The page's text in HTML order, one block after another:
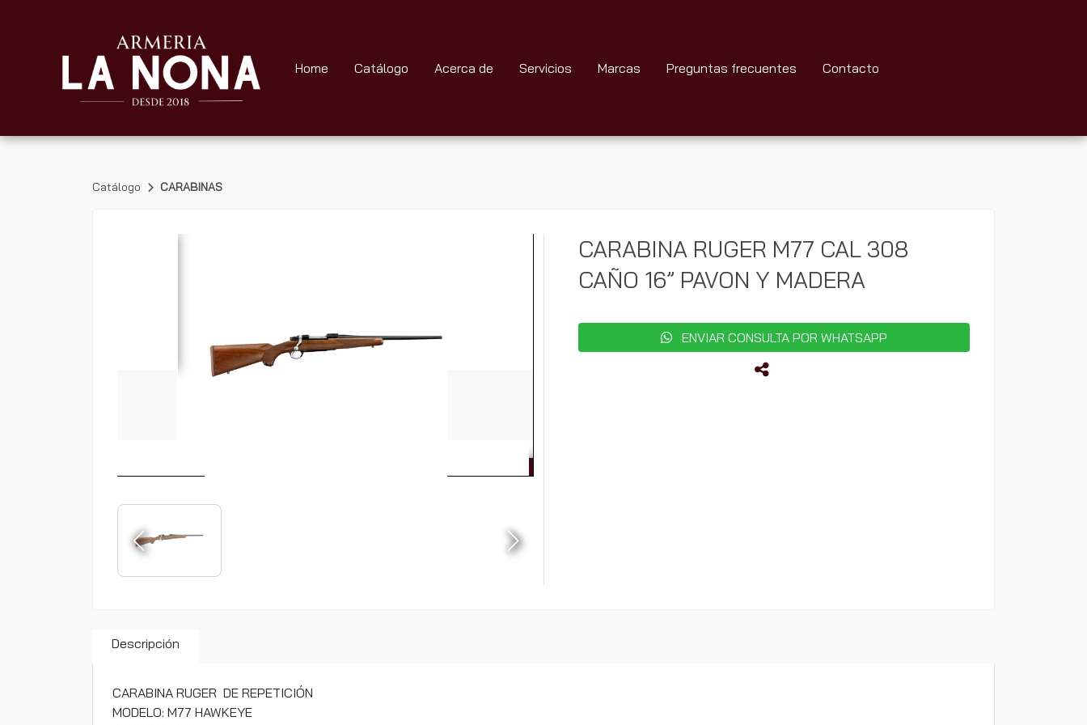
Home Catálogo Acerca de Servicios Marcas Preguntas frecuentes Contacto
Catálogo CARABINAS
CARABINA RUGER M77 CAL 308
CAÑO 16” PAVON Y MADERA
ENVIAR CONSULTA POR WHATSAPP
Descripción
CARABINA RUGER DE REPETICIÓN
MODELO: M77 HAWKEYE